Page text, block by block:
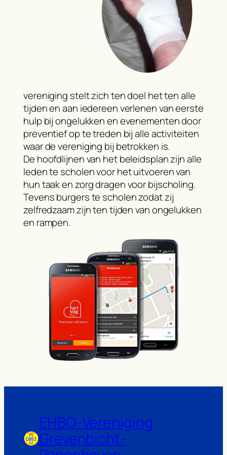
vereniging stelt zich ten doel het ten alle
tijden en aan iedereen verlenen van eerste
hulp bij ongelukken en evenementen door
preventief op te treden bij alle activiteiten
waar de vereniging bij betrokken is.
De hoofdlijnen van het beleidsplan zijn alle
leden te scholen voor het uitvoeren van
hun taak en zorg dragen voor bijscholing.
Tevens burgers te scholen zodat zij
zelfredzaam zijn ten tijden van ongelukken
en rampen.
EHBO-Vereniging
Grevenbicht-